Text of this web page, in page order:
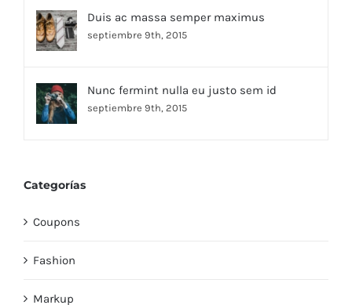
Duis ac massa semper maximus
septiembre 9th, 2015
Nunc fermint nulla eu justo sem id
septiembre 9th, 2015
Categorías
Coupons
Fashion
Markup